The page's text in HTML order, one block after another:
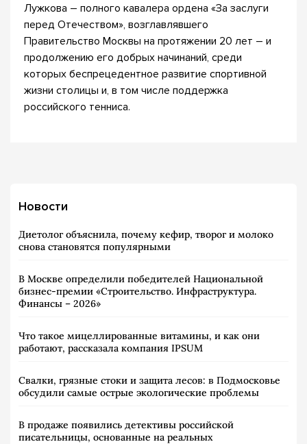
Лужкова – полного кавалера ордена «За заслуги
перед Отечеством», возглавлявшего
Правительство Москвы на протяжении 20 лет – и
продолжению его добрых начинаний, среди
которых беспрецедентное развитие спортивной
жизни столицы и, в том числе поддержка
российского тенниса.
Новости
Диетолог объяснила, почему кефир, творог и молоко
снова становятся популярными
В Москве определили победителей Национальной
бизнес-премии «Строительство. Инфраструктура.
Финансы – 2026»
Что такое мицеллированные витамины, и как они
работают, рассказала компания IPSUM
Свалки, грязные стоки и защита лесов: в Подмосковье
обсудили самые острые экологические проблемы
В продаже появились детективы российской
писательницы, основанные на реальных